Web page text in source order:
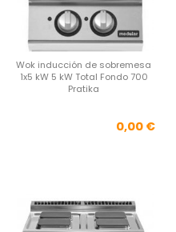
Wok inducción de sobremesa
1x5 kW 5 kW Total Fondo 700
Pratika
Precio
0,00 €